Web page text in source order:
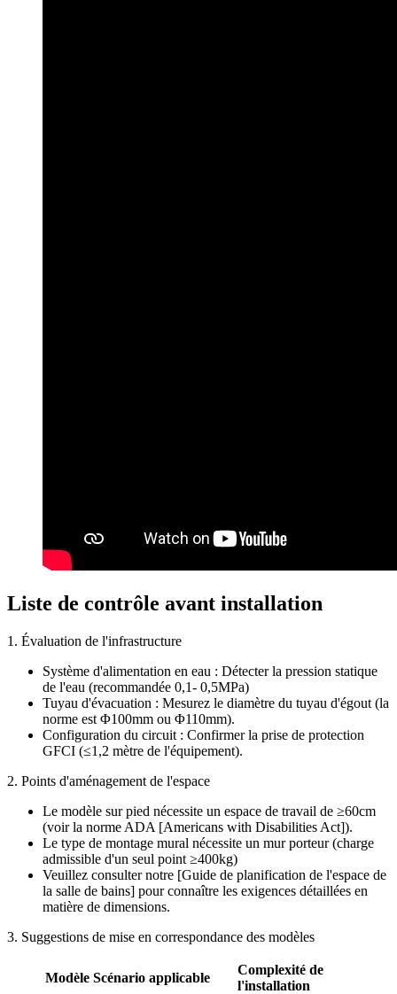
Liste de contrôle avant installation
1. Évaluation de l'infrastructure
Système d'alimentation en eau : Détecter la pression statique
de l'eau (recommandée 0,1- 0,5MPa)
Tuyau d'évacuation : Mesurez le diamètre du tuyau d'égout (la
norme est Φ100mm ou Φ110mm).
Configuration du circuit : Confirmer la prise de protection
GFCI (≤1,2 mètre de l'équipement).
2. Points d'aménagement de l'espace
Le modèle sur pied nécessite un espace de travail de ≥60cm
(voir la norme ADA [Americans with Disabilities Act]).
Le type de montage mural nécessite un mur porteur (charge
admissible d'un seul point ≥400kg)
Veuillez consulter notre [Guide de planification de l'espace de
la salle de bains] pour connaître les exigences détaillées en
matière de dimensions.
3. Suggestions de mise en correspondance des modèles
Modèle Scénario applicable
Complexité de
l'installation